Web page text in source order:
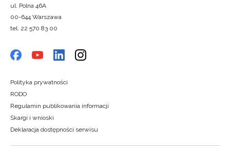
ul. Polna 46A
00-644 Warszawa
tel. 22 570 83 00
Polityka prywatności
RODO
Regulamin publikowania informacji
Skargi i wnioski
Deklaracja dostępności serwisu